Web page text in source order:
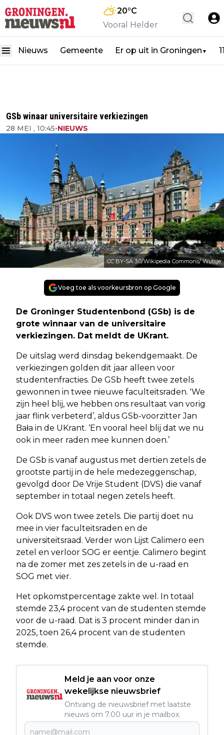
20°C
Vooral Helder
Nieuws Gemeente Er op uit in Groningen ▼
GSb winaar universitaire verkiezingen
28 MEI , 10:45•NIEUWS
CC BY-SA 3.0/Wikipedia Commons/ Wutsje
Voeg toe als voorkeursbron op Google
De Groninger Studentenbond (GSb) is de
grote winnaar van de universitaire
verkiezingen. Dat meldt de UKrant.
De uitslag werd dinsdag bekendgemaakt. De
verkiezingen golden dit jaar alleen voor
studentenfracties. De GSb heeft twee zetels
gewonnen in twee nieuwe faculteitsraden. 'We
zijn heel blij, we hebben ons resultaat van vorig
jaar flink verbeterd’, aldus GSb-voorzitter Jan
Bała in de UKrant. ‘En vooral heel blij dat we nu
ook in meer raden mee kunnen doen.’
De GSb is vanaf augustus met dertien zetels de
grootste partij in de hele medezeggenschap,
gevolgd door De Vrije Student (DVS) die vanaf
september in totaal negen zetels heeft.
Ook DVS won twee zetels. Die partij doet nu
mee in vier faculteitsraden en de
universiteitsraad. Verder won Lijst Calimero een
zetel en verloor SOG er eentje. Calimero begint
na de zomer met zes zetels in de u-raad en
SOG met vier.
Het opkomstpercentage zakte wel. In totaal
stemde 23,4 procent van de studenten stemde
voor de u-raad. Dat is 3 procent minder dan in
2025, toen 26,4 procent van de studenten
stemde.
Meld je aan voor onze
wekelijkse nieuwsbrief
Ontvang de nieuwsbrief met laatste
nieuws om 7.00 uur in je mailbox.